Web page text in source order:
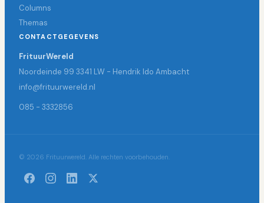
Columns
Themas
CONTACTGEGEVENS
FrituurWereld
Noordeinde 99 3341 LW - Hendrik Ido Ambacht
info@frituurwereld.nl
085 - 3332856
© 2026 Frituurwereld. Alle rechten voorbehouden.